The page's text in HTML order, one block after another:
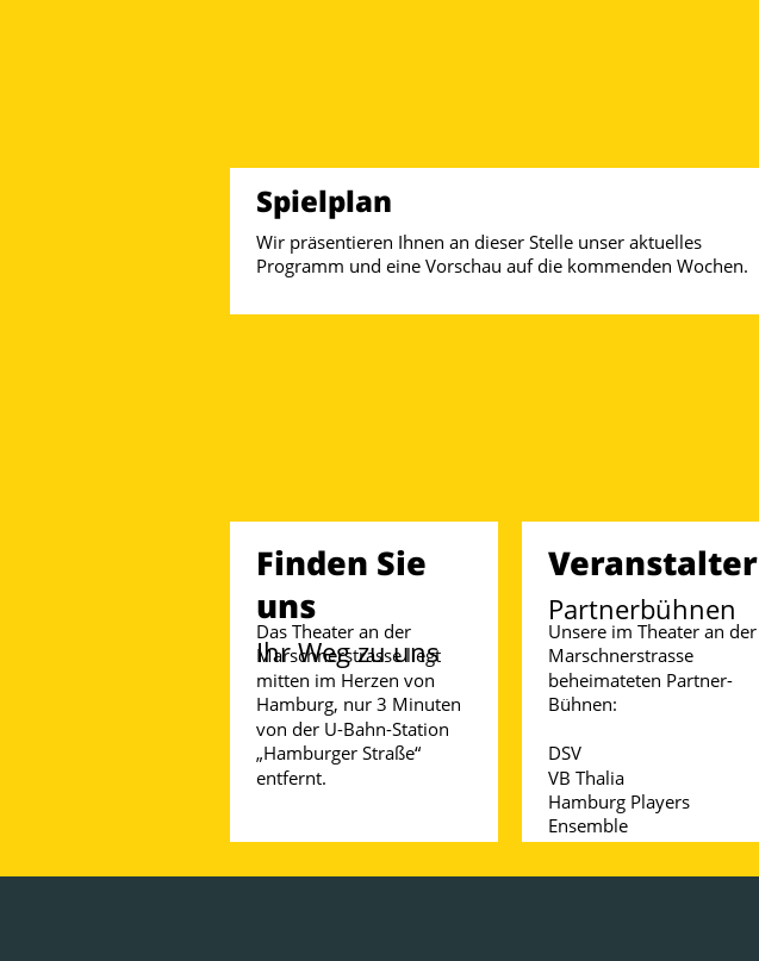
Das Theater an der
Marschnerstrasse liegt
mitten im Herzen von
Hamburg, nur 3 Minuten
von der U-Bahn-Station
„Hamburger Straße“
entfernt.
Finden Sie
uns
Ihr Weg zu uns
Wir präsentieren Ihnen an dieser Stelle unser aktuelles
Programm und eine Vorschau auf die kommenden Wochen.
Spielplan
Unsere im Theater an der
Marschnerstrasse
beheimateten Partner-
Bühnen:
DSV
VB Thalia
Hamburg Players
Ensemble
Veranstalter
Partnerbühnen